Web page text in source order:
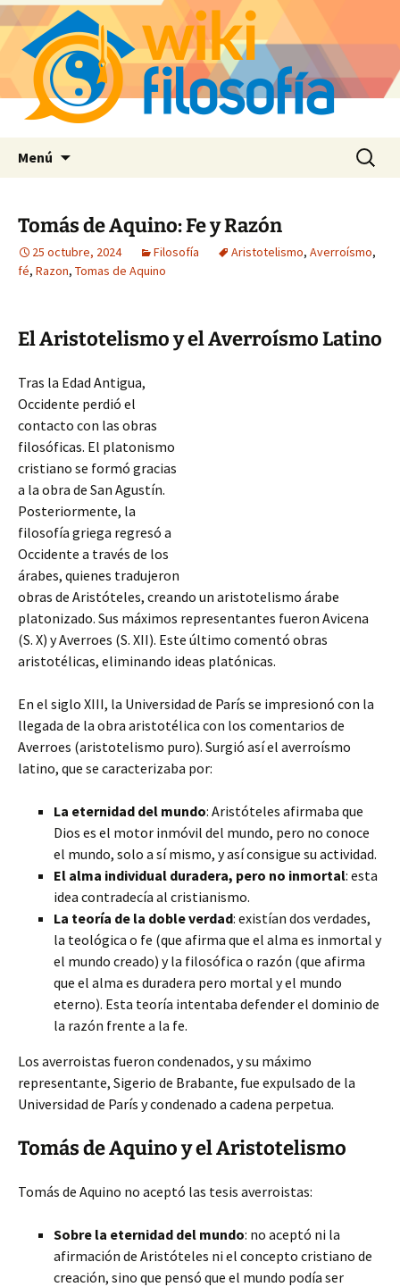
Menú Buscar:
Tomás de Aquino: Fe y Razón
25 octubre, 2024 Filosofía Aristotelismo, Averroísmo,
fé, Razon, Tomas de Aquino
El Aristotelismo y el Averroísmo Latino
Tras la Edad Antigua,
Occidente perdió el
contacto con las obras
filosóficas. El platonismo
cristiano se formó gracias
a la obra de San Agustín.
Posteriormente, la
filosofía griega regresó a
Occidente a través de los
árabes, quienes tradujeron
obras de Aristóteles, creando un aristotelismo árabe
platonizado. Sus máximos representantes fueron Avicena
(S. X) y Averroes (S. XII). Este último comentó obras
aristotélicas, eliminando ideas platónicas.
En el siglo XIII, la Universidad de París se impresionó con la
llegada de la obra aristotélica con los comentarios de
Averroes (aristotelismo puro). Surgió así el averroísmo
latino, que se caracterizaba por:
La eternidad del mundo: Aristóteles afirmaba que
Dios es el motor inmóvil del mundo, pero no conoce
el mundo, solo a sí mismo, y así consigue su actividad.
El alma individual duradera, pero no inmortal: esta
idea contradecía al cristianismo.
La teoría de la doble verdad: existían dos verdades,
la teológica o fe (que afirma que el alma es inmortal y
el mundo creado) y la filosófica o razón (que afirma
que el alma es duradera pero mortal y el mundo
eterno). Esta teoría intentaba defender el dominio de
la razón frente a la fe.
Los averroistas fueron condenados, y su máximo
representante, Sigerio de Brabante, fue expulsado de la
Universidad de París y condenado a cadena perpetua.
Tomás de Aquino y el Aristotelismo
Tomás de Aquino no aceptó las tesis averroistas:
Sobre la eternidad del mundo: no aceptó ni la
afirmación de Aristóteles ni el concepto cristiano de
creación, sino que pensó que el mundo podía ser